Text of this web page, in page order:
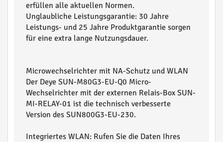
erfüllen alle aktuellen Normen.
Unglaubliche Leistungsgarantie: 30 Jahre
Leistungs- und 25 Jahre Produktgarantie sorgen
für eine extra lange Nutzungsdauer.
Microwechselrichter mit NA-Schutz und WLAN
Der Deye SUN-M80G3-EU-Q0 Micro-
Wechselrichter mit der externen Relais-Box SUN-
MI-RELAY-01 ist die technisch verbesserte
Version des SUN800G3-EU-230.
Integriertes WLAN: Rufen Sie die Daten Ihres